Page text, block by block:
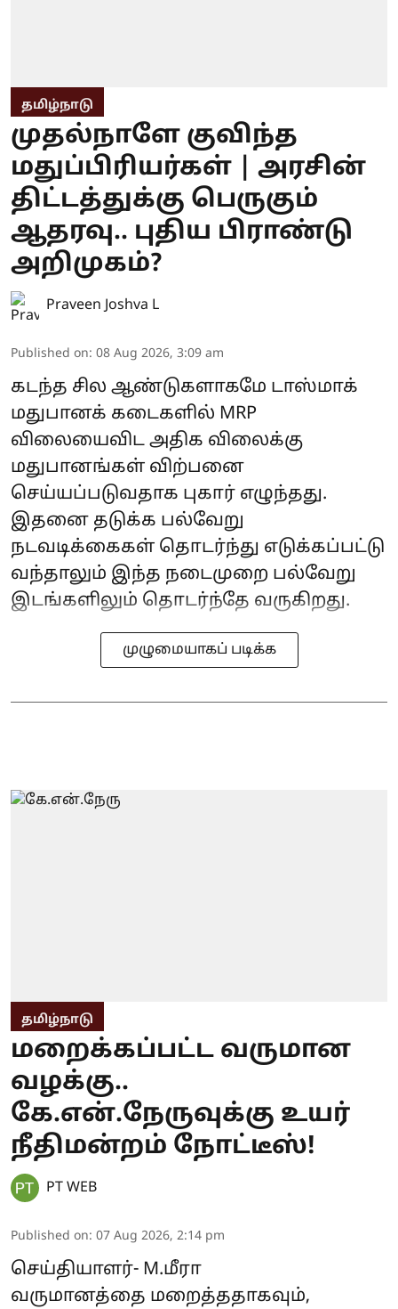
தமிழ்நாடு
முதல்நாளே குவிந்த
மதுப்பிரியர்கள் | அரசின்
திட்டத்துக்கு பெருகும்
ஆதரவு.. புதிய பிராண்டு
அறிமுகம்?
Praveen Joshva L
Published on: 08 Aug 2026, 3:09 am
கடந்த சில ஆண்டுகளாகமே டாஸ்மாக்
மதுபானக் கடைகளில் MRP
விலையைவிட அதிக விலைக்கு
மதுபானங்கள் விற்பனை
செய்யப்படுவதாக புகார் எழுந்தது.
இதனை தடுக்க பல்வேறு
நடவடிக்கைகள் தொடர்ந்து எடுக்கப்பட்டு
வந்தாலும் இந்த நடைமுறை பல்வேறு
இடங்களிலும் தொடர்ந்தே வருகிறது.
முழுமையாகப் படிக்க
தமிழ்நாடு
மறைக்கப்பட்ட வருமான
வழக்கு..
கே.என்.நேருவுக்கு உயர்
நீதிமன்றம் நோட்டீஸ்!
PT WEB
Published on: 07 Aug 2026, 2:14 pm
செய்தியாளர்- M.மீரா
வருமானத்தை மறைத்ததாகவும்,